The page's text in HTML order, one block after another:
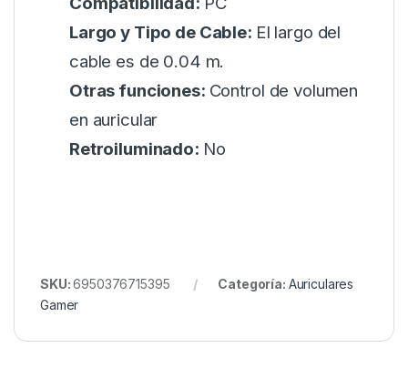
Largo y Tipo de Cable: El largo del
cable es de 0.04 m.
Otras funciones: Control de volumen
en auricular
Retroiluminado: No
SKU:6950376715395 Categoría: Auriculares
Gamer